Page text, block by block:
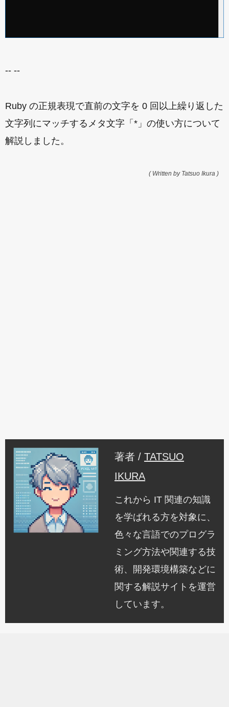
-- --
Ruby の正規表現で直前の文字を 0 回以上繰り返した
文字列にマッチするメタ文字「*」の使い方について
解説しました。
( Written by Tatsuo Ikura )
著者 / TATSUO
IKURA
これから IT 関連の知識
を学ばれる方を対象に、
色々な言語でのプログラ
ミング方法や関連する技
術、開発環境構築などに
関する解説サイトを運営
しています。